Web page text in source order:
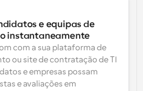
e equipas de
instantaneamente
com a sua plataforma de
ou site de contratação de TI
e empresas possam
e avaliações em